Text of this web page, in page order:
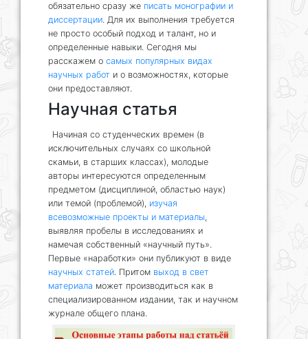
обязательно сразу же писать монографии и
диссертации. Для их выполнения требуется
не просто особый подход и талант, но и
определенные навыки. Сегодня мы
расскажем о самых популярных видах
научных работ и о возможностях, которые
они предоставляют.
Научная статья
Начиная со студенческих времен (в
исключительных случаях со школьной
скамьи, в старших классах), молодые
авторы интересуются определенным
предметом (дисциплиной, областью наук)
или темой (проблемой), изучая
всевозможные проекты и материалы,
выявляя пробелы в исследованиях и
намечая собственный «научный путь».
Первые «наработки» они публикуют в виде
научных статей. Притом выход в свет
материала может производиться как в
специализированном издании, так и научном
журнале общего плана.